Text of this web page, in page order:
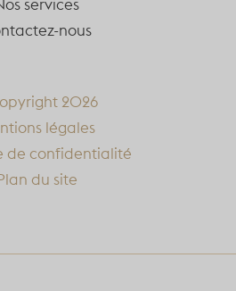
services
nous
2026
légales
de confidentialité
du site